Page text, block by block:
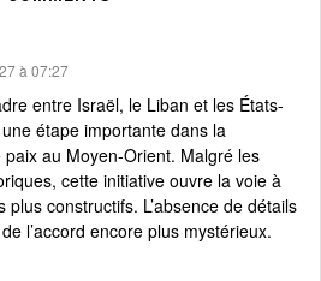
à 07:27
entre Israël, le Liban et les États-
étape importante dans la
paix au Moyen-Orient. Malgré les
cette initiative ouvre la voie à
plus constructifs. L’absence de détails
l’accord encore plus mystérieux.